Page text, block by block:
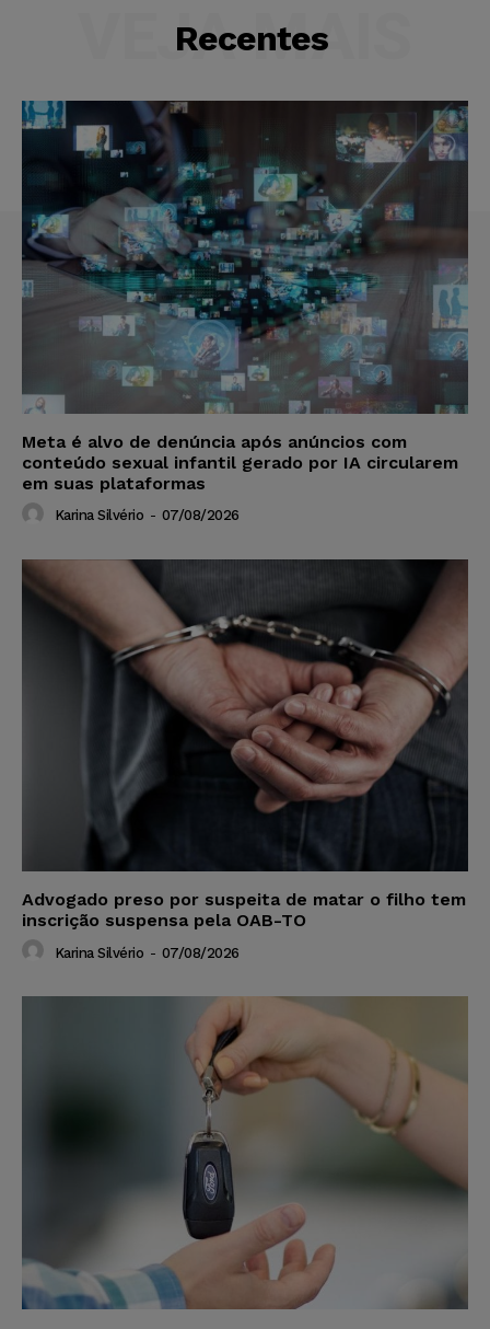
Recentes
VEJA MAIS
Meta é alvo de denúncia após anúncios com
conteúdo sexual infantil gerado por IA circularem
em suas plataformas
Karina Silvério - 07/08/2026
Advogado preso por suspeita de matar o filho tem
inscrição suspensa pela OAB-TO
Karina Silvério - 07/08/2026